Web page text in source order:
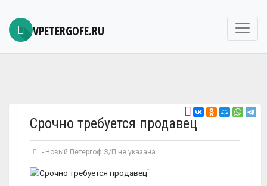
VPETERGOFE.RU
Срочно требуется продавец
- Новый Петергоф З/П не указана
`